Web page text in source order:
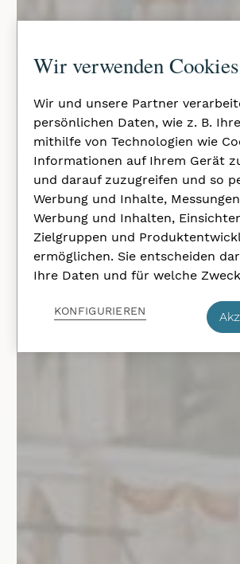
Wir verwenden Cookies
Wir und unsere Partner
persönlichen Daten, wie z. B.
mithilfe von Technologien wie
Informationen auf Ihrem Gerät
und darauf zuzugreifen und so
Werbung und Inhalte,
Werbung und Inhalten,
Zielgruppen und
ermöglichen. Sie entscheiden
Ihre Daten und für welche
KONFIGURIEREN